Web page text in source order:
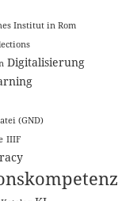
Institut in Rom
Digitalisierung
(GND)
IIIF